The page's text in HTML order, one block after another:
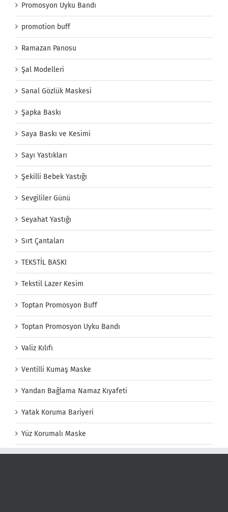
Promosyon Uyku Bandı
promotion buff
Ramazan Panosu
Şal Modelleri
Sanal Gözlük Maskesi
Şapka Baskı
Saya Baskı ve Kesimi
Sayı Yastıkları
Şekilli Bebek Yastığı
Sevgililer Günü
Seyahat Yastığı
Sırt Çantaları
TEKSTİL BASKI
Tekstil Lazer Kesim
Toptan Promosyon Buff
Toptan Promosyon Uyku Bandı
Valiz Kılıfı
Ventilli Kumaş Maske
Yandan Bağlama Namaz Kıyafeti
Yatak Koruma Bariyeri
Yüz Korumalı Maske